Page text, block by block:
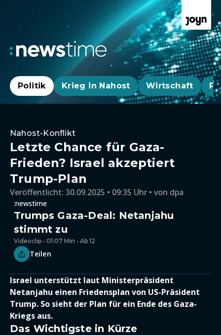
Politik Krieg in Nahost Wirtschaft
Nahost-Konflikt
Letzte Chance für Gaza-
Frieden? Israel akzeptiert
Trump-Plan
Veröffentlicht: 30.09.2025 • 09:35 Uhr von dpa
:newstime
Trumps Gaza-Deal: Netanjahu
stimmt zu
Videoclip • 01:07 Min • Ab 12
Teilen
Israel unterstützt laut Ministerpräsident
Netanjahu einen Friedensplan von US-Präsident
Trump. So sieht der Plan für ein Ende des Gaza-
Kriegs aus.
Das Wichtigste in Kürze